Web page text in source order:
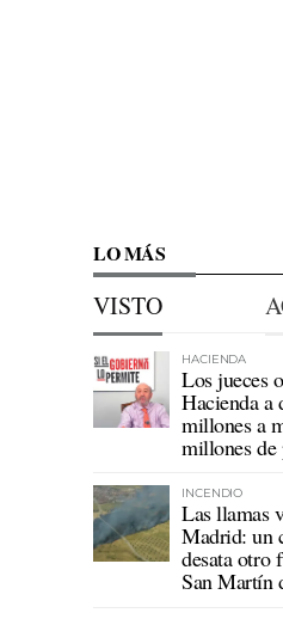
LO MÁS
VISTO
HACIENDA
Los jueces
Hacienda a
millones a
millones de
INCENDIO
Las llamas
Madrid: un
desata otro
San Martín